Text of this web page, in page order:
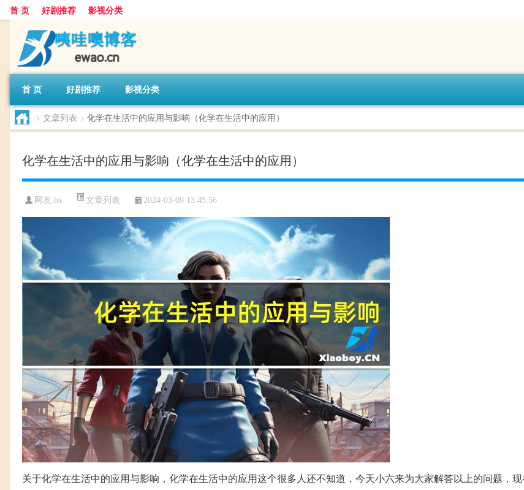
首 页 好剧推荐 影视分类
首 页 好剧推荐 影视分类
> 文章列表 > 化学在生活中的应用与影响（化学在生活中的应用）
化学在生活中的应用与影响（化学在生活中的应用）
网友:hx 文章列表 2024-03-09 13:45:56
关于化学在生活中的应用与影响，化学在生活中的应用这个很多人还不知道，今天小六来为大家解答以上的问题，